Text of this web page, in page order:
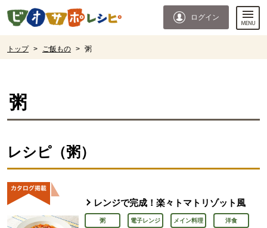
ページの先頭です。
ログイン
トップ > ご飯もの > 粥
粥
レシピ（粥）
レンジで完成！楽々トマトリゾット風
粥 電子レンジ メイン料理 洋食